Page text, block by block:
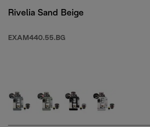
Rivelia Sand Beige
EXAM440.55.BG